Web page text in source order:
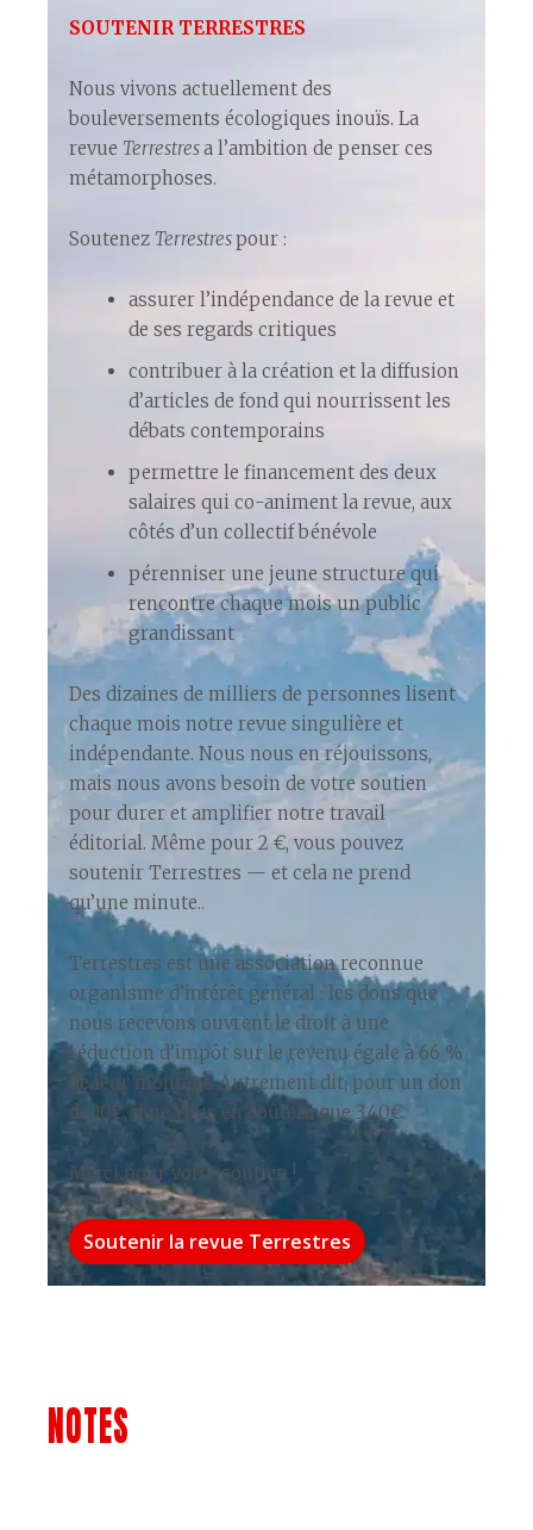
SOUTENIR TERRESTRES
Nous vivons actuellement des
bouleversements écologiques inouïs. La
revue Terrestresa l’ambition de penser ces
métamorphoses.
Soutenez Terrestrespour :
assurer l’indépendance de la revue et
de ses regards critiques
contribuer à la création et la diffusion
d’articles de fond qui nourrissent les
débats contemporains
permettre le financement des deux
salaires qui co-animent la revue, aux
côtés d’un collectif bénévole
pérenniser une jeune structure qui
rencontre chaque mois un public
grandissant
Des dizaines de milliers de personnes lisent
chaque mois notre revue singulière et
indépendante. Nous nous en réjouissons,
mais nous avons besoin de votre soutien
pour durer et amplifier notre travail
éditorial. Même pour 2 €, vous pouvez
soutenir Terrestres — et cela ne prend
qu’une minute..
Terrestres est une association reconnue
organisme d’intérêt général : les dons que
nous recevons ouvrent le droit à une
réduction d’impôt sur le revenu égale à 66 %
de leur montant. Autrement dit, pour un don
de 10€, il ne vous en coûtera que 3,40€.
Merci pour votre soutien !
Soutenir la revue Terrestres
NOTES